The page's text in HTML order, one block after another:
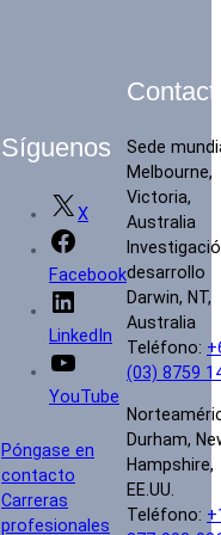
Síguenos
X
Facebook
LinkedIn
YouTube
Póngase en
contacto
Carreras
profesionales
Sede
Melbourne,
Victoria,
Australia
desarrollo
Darwin, NT,
Australia
Teléfono:
(03) 8759
Durham,
Hampshire,
EE.UU.
Teléfono: